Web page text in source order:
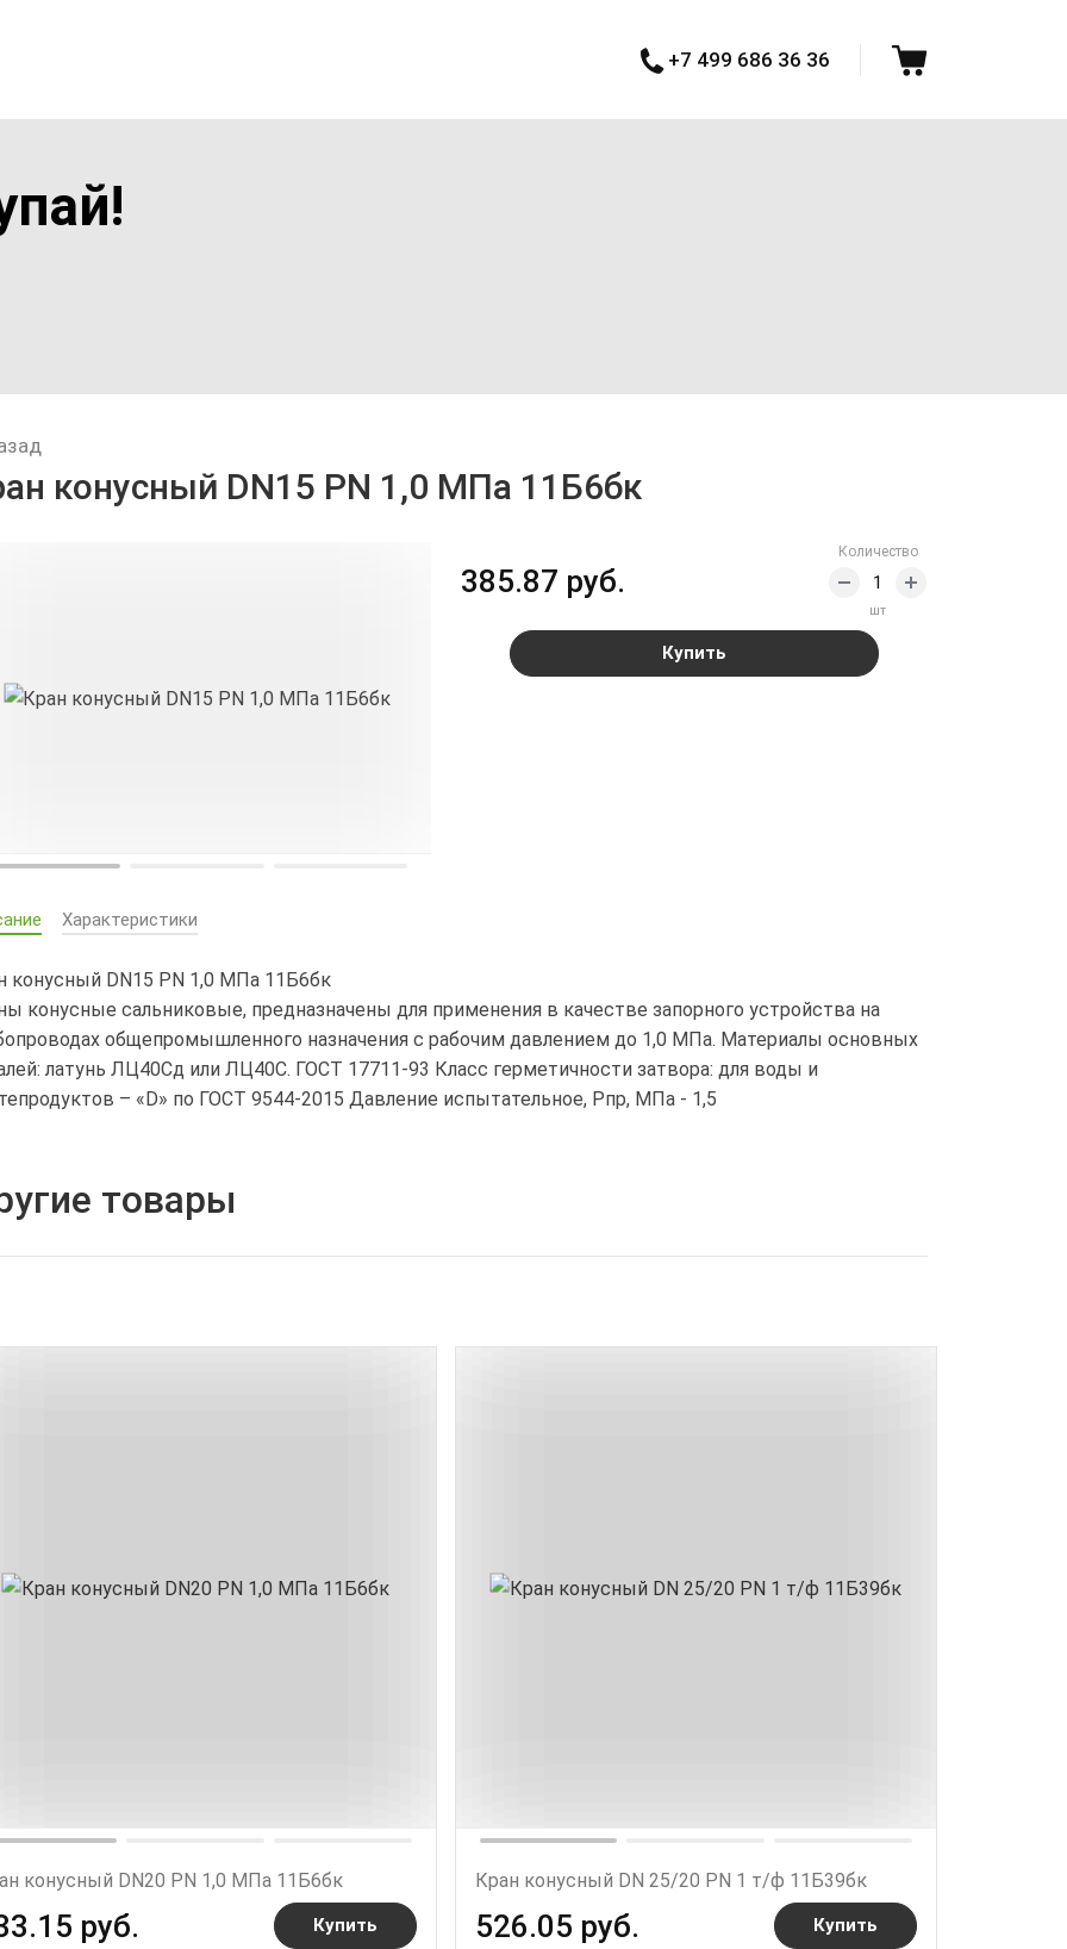
+7 499 686 36 36
конусный DN15 PN 1,0 МПа 11Б6бк
385.87 руб.
Количество
шт
Купить
Характеристики
конусный DN15 PN 1,0 МПа 11Б6бк
конусные сальниковые, предназначены для применения в качестве запорного устройства на
общепромышленного назначения с рабочим давлением до 1,0 МПа. Материалы основных
латунь ЛЦ40Сд или ЛЦ40С. ГОСТ 17711-93 Класс герметичности затвора: для воды и
– «D» по ГОСТ 9544-2015 Давление испытательное, Pпр, МПа - 1,5
товары
конусный DN20 PN 1,0 МПа 11Б6бк
руб. Купить
Кран конусный DN 25/20 PN 1 т/ф 11Б39бк
526.05 руб. Купить